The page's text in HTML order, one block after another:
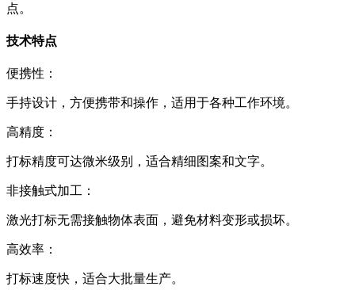
点。
技术特点
便携性：
手持设计，方便携带和操作，适用于各种工作环境。
高精度：
打标精度可达微米级别，适合精细图案和文字。
非接触式加工：
激光打标无需接触物体表面，避免材料变形或损坏。
高效率：
打标速度快，适合大批量生产。